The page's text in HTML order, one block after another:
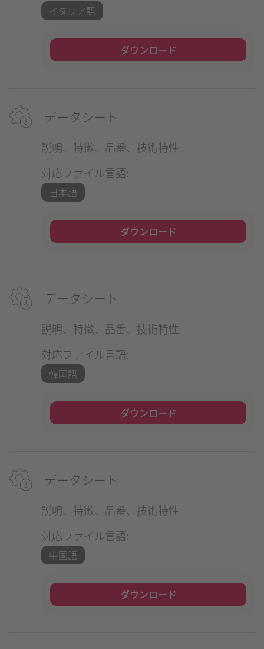
イタリア語
ダウンロード
データシート
説明、特徴、品番、技術特性
対応ファイル言語:
日本語
ダウンロード
データシート
説明、特徴、品番、技術特性
対応ファイル言語:
韓国語
ダウンロード
データシート
説明、特徴、品番、技術特性
対応ファイル言語:
中国語
ダウンロード